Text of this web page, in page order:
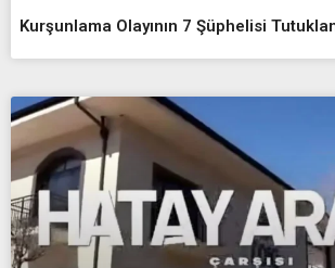
Kurşunlama Olayının 7 Şüphelisi